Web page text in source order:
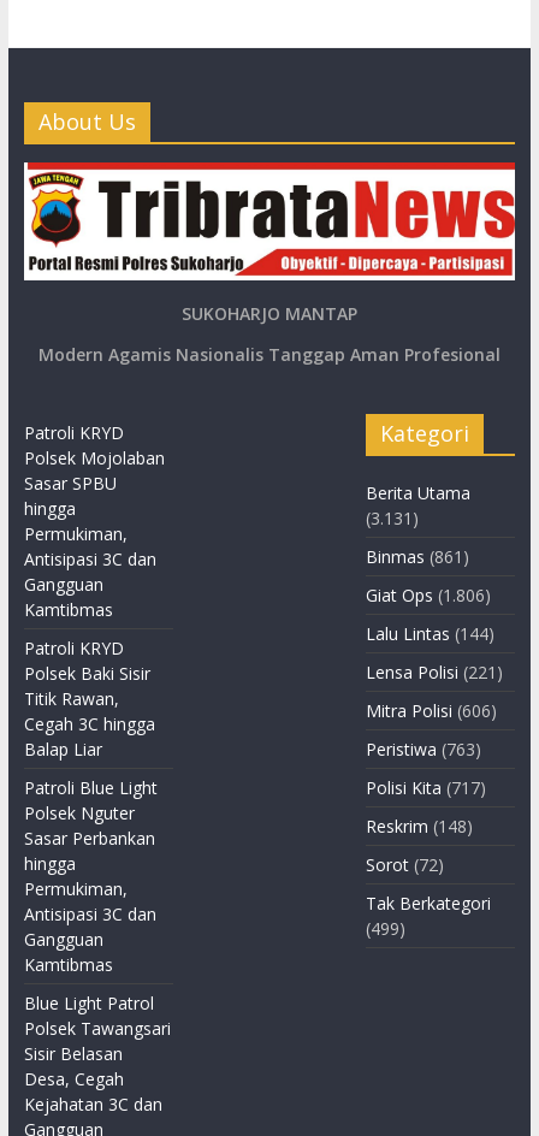
About Us
SUKOHARJO MANTAP
Modern Agamis Nasionalis Tanggap Aman Profesional
Patroli KRYD
Polsek Mojolaban
Sasar SPBU
hingga
Permukiman,
Antisipasi 3C dan
Gangguan
Kamtibmas
Patroli KRYD
Polsek Baki Sisir
Titik Rawan,
Cegah 3C hingga
Balap Liar
Patroli Blue Light
Polsek Nguter
Sasar Perbankan
hingga
Permukiman,
Antisipasi 3C dan
Gangguan
Kamtibmas
Blue Light Patrol
Polsek Tawangsari
Sisir Belasan
Desa, Cegah
Kejahatan 3C dan
Gangguan
Kategori
Berita Utama
(3.131)
Binmas (861)
Giat Ops (1.806)
Lalu Lintas (144)
Lensa Polisi (221)
Mitra Polisi (606)
Peristiwa (763)
Polisi Kita (717)
Reskrim (148)
Sorot (72)
Tak Berkategori
(499)